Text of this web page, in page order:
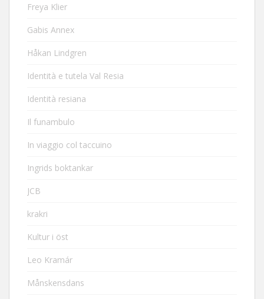
Freya Klier
Gabis Annex
Håkan Lindgren
Identità e tutela Val Resia
Identità resiana
Il funambulo
In viaggio col taccuino
Ingrids boktankar
JCB
krakri
Kultur i öst
Leo Kramár
Månskensdans